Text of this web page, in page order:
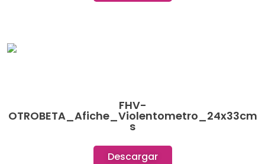
FHV-
OTROBETA_Afiche_Violentometro_24x33cm
s
Descargar